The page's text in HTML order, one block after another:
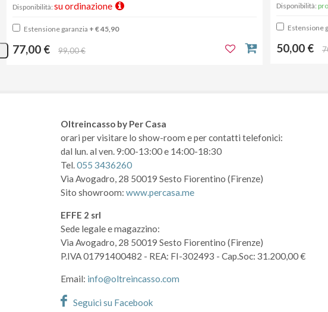
Disponibilità: su ordinazione
Estensione garanzia + € 45,90
77,00 € 99,00 €
Disponibilità:
Estensione
50,00 €
Oltreincasso by Per Casa
orari per visitare lo show-room e per contatti telefonici:
dal lun. al ven. 9:00-13:00 e 14:00-18:30
Tel.055 3436260
Via Avogadro, 28 50019 Sesto Fiorentino (Firenze)
Sito showroom: www.percasa.me
EFFE 2 srl
Sede legale e magazzino:
Via Avogadro, 28 50019 Sesto Fiorentino (Firenze)
P.IVA 01791400482 - REA: FI-302493 - Cap.Soc: 31.200,00 €
Email: info@oltreincasso.com
Seguici su Facebook